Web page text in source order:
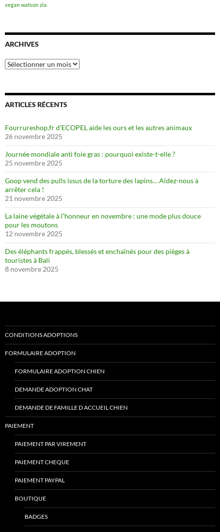
vegan watson zia
ARCHIVES
Archives
ARTICLES RÉCENTS
Fourrureshop.fr d’ECOPEL aide les ours et les autres animaux
26 novembre 2025
Journée mondiale anti foie gras : pourquoi existe-t-elle ?
25 novembre 2025
Goop vend des pulls issus de la torture des lapins… Aidez-nous à
arrêter cela !
21 novembre 2025
La laine végétale à l’honneur en novembre : une mode plus douce
pour les moutons
12 novembre 2025
Des éléphants frappés, blessés et enchaînés pour des pièges à
touristes à Bali
8 novembre 2025
CONDITIONS ADOPTIONS
FORMULAIRE ADOPTION
FORMULAIRE ADOPTION CHIEN
DEMANDE ADOPTION CHAT
DEMANDE DE FAMILLE D ACCUEIL CHIEN
PAIEMENT
PAIEMENT PAR VIREMENT
PAIEMENT CHEQUE
PAIEMENT PAYPAL
BOUTIQUE
BADGES